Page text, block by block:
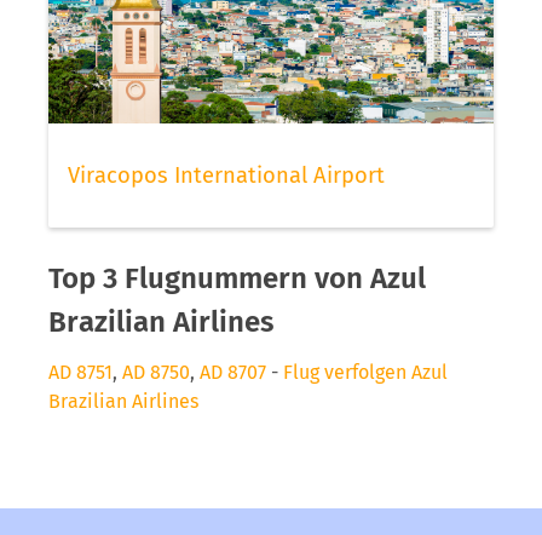
Viracopos International Airport
Top 3 Flugnummern von Azul
Brazilian Airlines
AD 8751, AD 8750, AD 8707 - Flug verfolgen Azul
Brazilian Airlines